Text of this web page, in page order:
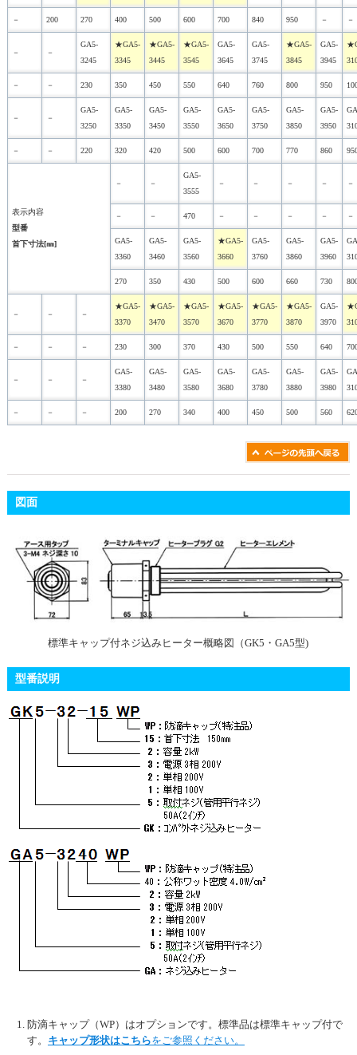
－ 200 270 400 500 600 700 840 950 － －
－ －
GA5-
3245
★GA5-
3345
★GA5-
3445
★GA5-
3545
GA5-
3645
GA5-
3745
★GA5-
3845
GA5-
3945
－ － 230 350 450 550 640 760 800 950
－ －
GA5-
3250
GA5-
3350
GA5-
3450
GA5-
3550
GA5-
3650
GA5-
3750
GA5-
3850
GA5-
3950
－ － 220 320 420 500 600 700 770 860
表示内容
型番
首下寸法[㎜]
－ －
GA5-
3555
－ － － － －
－ － 470 － － － － －
GA5-
3360
GA5-
3460
GA5-
3560
★GA5-
3660
GA5-
3760
GA5-
3860
GA5-
3960
270 350 430 500 600 660 730
－ － －
★GA5-
3370
★GA5-
3470
★GA5-
3570
★GA5-
3670
★GA5-
3770
★GA5-
3870
GA5-
3970
－ － － 230 300 370 430 500 550 640
－ － －
GA5-
3380
GA5-
3480
GA5-
3580
GA5-
3680
GA5-
3780
GA5-
3880
GA5-
3980
－ － － 200 270 340 400 450 500 560
図面
標準キャップ付ネジ込みヒーター概略図（GK5・GA5型)
型番説明
防滴キャップ（WP）はオプションです。標準品は標準キャップ付で
す。 キャップ形状はこちらをご参照ください。